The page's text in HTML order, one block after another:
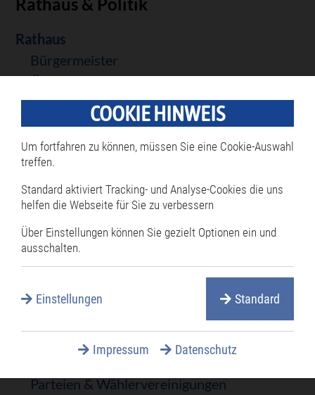
Rathaus & Politik
Navigation
überspringen
Rathaus
Bürgermeister
Öffnungszeiten
Termine online reservieren
Mitarbeiterverzeichnis
Öffentliche Ausschreibungen
Öffentliche Bekanntmachungen
Rathaus Serviceportal
Services A-Z
Satzungen
Stellenangebote
Verwaltungsgliederung
Politik
Ortschaftsrat
Jugendforum
Parteien & Wählervereinigungen
COOKIE HINWEIS
Um fortfahren zu können, müssen Sie eine Cookie-Auswahl
treffen.
Standard aktiviert Tracking- und Analyse-Cookies die uns
helfen die Webseite für Sie zu verbessern
Über Einstellungen können Sie gezielt Optionen ein und
ausschalten.
Einstellungen Standard
Impressum Datenschutz